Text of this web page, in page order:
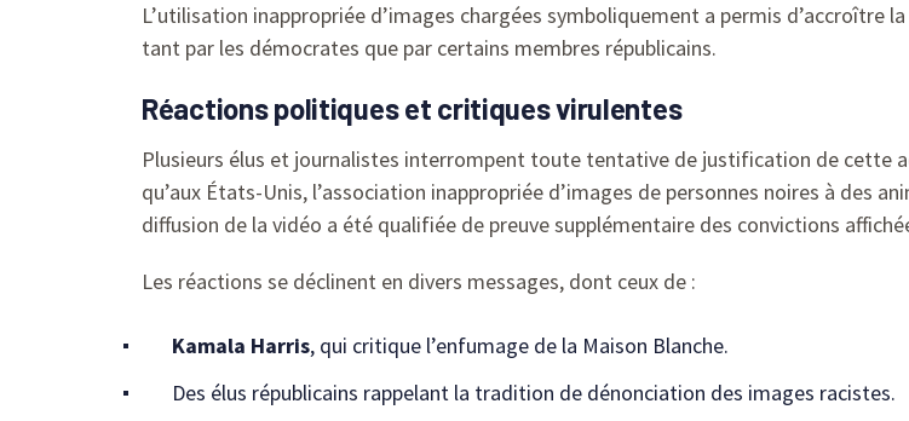
L’utilisation inappropriée d’images chargées symboliquement a permis d’accroître la
tant par les démocrates que par certains membres républicains.
Réactions politiques et critiques virulentes
Plusieurs élus et journalistes interrompent toute tentative de justification de cette
qu’aux États-Unis, l’association inappropriée d’images de personnes noires à des
diffusion de la vidéo a été qualifiée de preuve supplémentaire des convictions
Les réactions se déclinent en divers messages, dont ceux de :
Kamala Harris, qui critique l’enfumage de la Maison Blanche.
Des élus républicains rappelant la tradition de dénonciation des images racistes.